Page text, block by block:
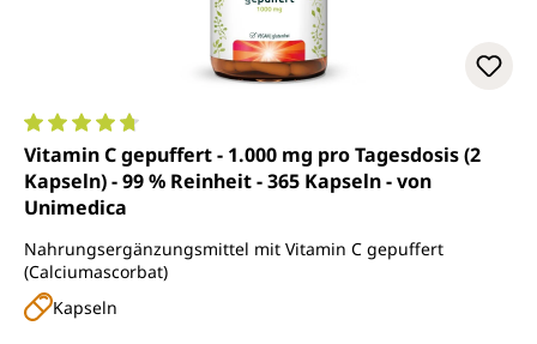
Durchschnittliche Bewertung von 4.7 von 5 Sternen
Vitamin C gepuffert - 1.000 mg pro Tagesdosis (2
Kapseln) - 99 % Reinheit - 365 Kapseln - von
Unimedica
Nahrungsergänzungsmittel mit Vitamin C gepuffert
(Calciumascorbat)
Kapseln